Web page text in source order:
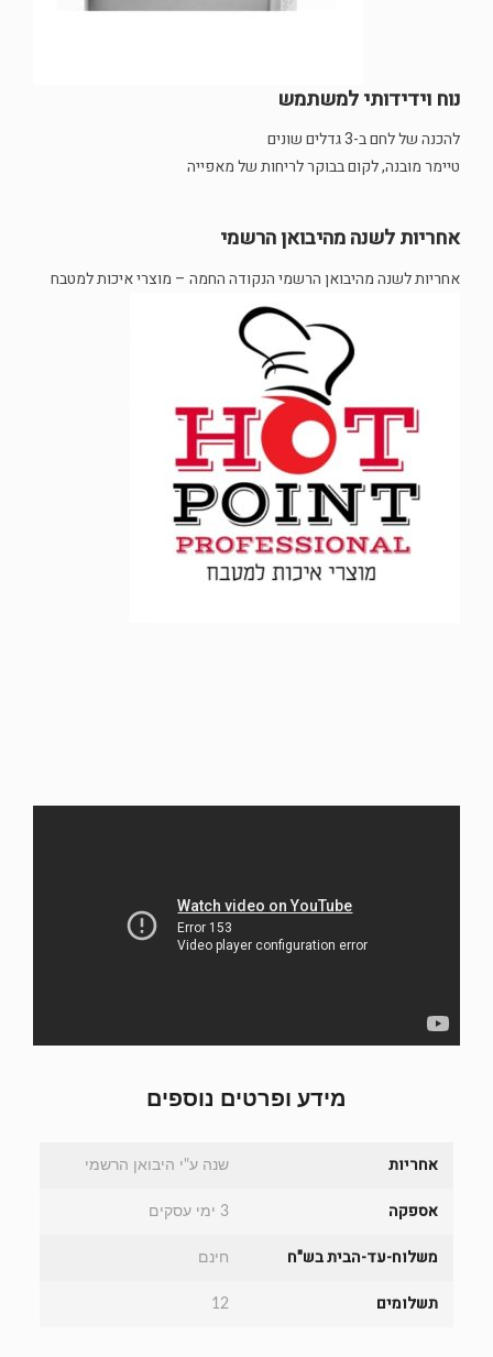
נוח וידידותי למשתמש
להכנה של לחם ב-3 גדלים שונים
טיימר מובנה, לקום בבוקר לריחות של מאפייה
אחריות לשנה מהיבואן הרשמי
אחריות לשנה מהיבואן הרשמי הנקודה החמה – מוצרי איכות למטבח
מידע ופרטים נוספים
אחריות שנה ע"י היבואן הרשמי
אספקה 3 ימי עסקים
משלוח-עד-הבית בש"ח חינם
תשלומים 12